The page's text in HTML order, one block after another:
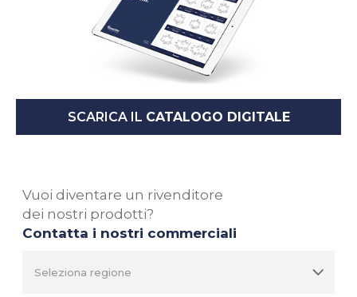
SCARICA IL CATALOGO DIGITALE
Vuoi diventare un rivenditore
dei nostri prodotti?
Contatta i nostri commerciali